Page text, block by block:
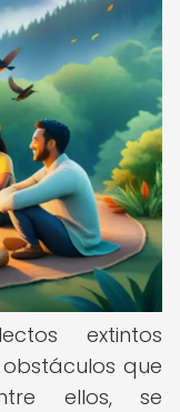
extintos
que
ellos, se